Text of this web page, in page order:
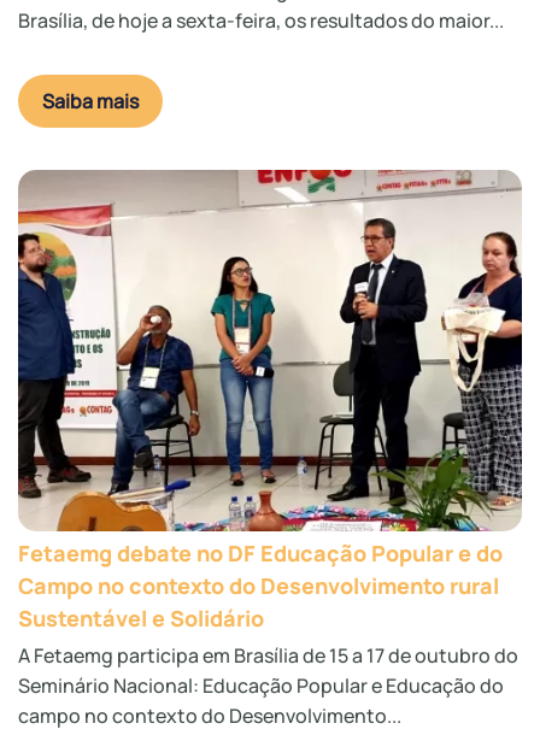
Brasília, de hoje a sexta-feira, os resultados do maior...
Saiba mais
Fetaemg debate no DF Educação Popular e do
Campo no contexto do Desenvolvimento rural
Sustentável e Solidário
A Fetaemg participa em Brasília de 15 a 17 de outubro do
Seminário Nacional: Educação Popular e Educação do
campo no contexto do Desenvolvimento...